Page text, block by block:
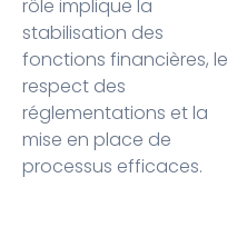
rôle implique la
stabilisation des
fonctions financières, le
respect des
réglementations et la
mise en place de
processus efficaces.